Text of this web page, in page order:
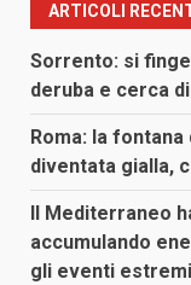
ARTICOLI
Sorrento: si
deruba e cerca
Roma: la
diventata gialla,
Il Mediterraneo
accumulando
gli eventi